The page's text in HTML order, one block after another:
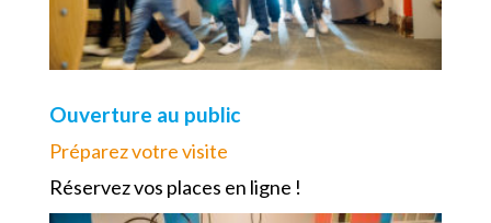
Ouverture au public
Préparez votre visite
Réservez vos places en ligne !